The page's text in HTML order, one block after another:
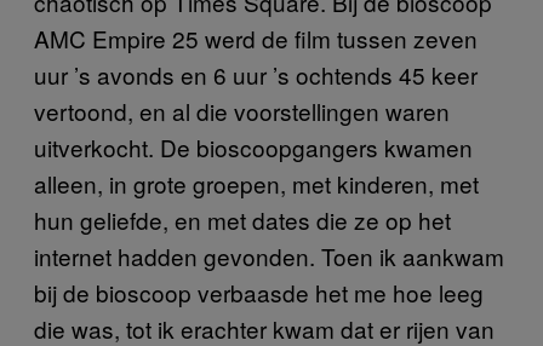
AMC Empire 25 werd de film tussen zeven
uur ’s avonds en 6 uur ’s ochtends 45 keer
vertoond, en al die voorstellingen waren
uitverkocht. De bioscoopgangers kwamen
alleen, in grote groepen, met kinderen, met
hun geliefde, en met dates die ze op het
internet hadden gevonden. Toen ik aankwam
bij de bioscoop verbaasde het me hoe leeg
die was, tot ik erachter kwam dat er rijen van